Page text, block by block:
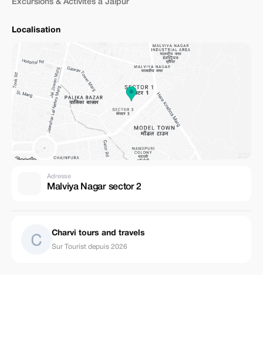
Excursions & Activités à Jaipur
Localisation
Adresse
Malviya Nagar sector 2
Charvi tours and travels
Sur Tourist depuis 2026